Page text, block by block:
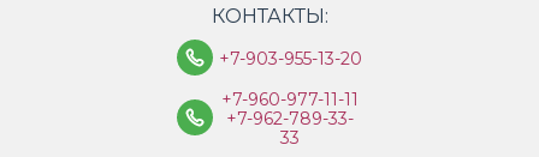
КОНТАКТЫ:
+7-903-955-13-20
+7-960-977-11-11
+7-962-789-33-
33